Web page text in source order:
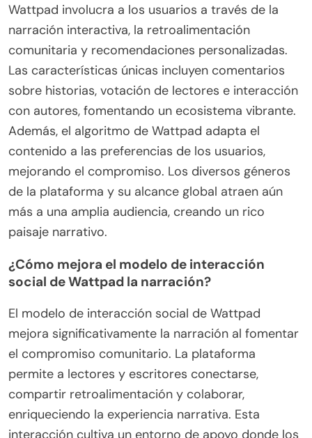
Wattpad involucra a los usuarios a través de la
narración interactiva, la retroalimentación
comunitaria y recomendaciones personalizadas.
Las características únicas incluyen comentarios
sobre historias, votación de lectores e interacción
con autores, fomentando un ecosistema vibrante.
Además, el algoritmo de Wattpad adapta el
contenido a las preferencias de los usuarios,
mejorando el compromiso. Los diversos géneros
de la plataforma y su alcance global atraen aún
más a una amplia audiencia, creando un rico
paisaje narrativo.
¿Cómo mejora el modelo de interacción
social de Wattpad la narración?
El modelo de interacción social de Wattpad
mejora significativamente la narración al fomentar
el compromiso comunitario. La plataforma
permite a lectores y escritores conectarse,
compartir retroalimentación y colaborar,
enriqueciendo la experiencia narrativa. Esta
interacción cultiva un entorno de apoyo donde los